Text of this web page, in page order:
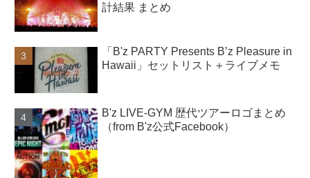
計結果 まとめ
「B'z PARTY Presents B’z Pleasure in
Hawaii」セットリスト＋ライブメモ
B'z LIVE-GYM 歴代ツアーロゴまとめ
（from B'z公式Facebook）